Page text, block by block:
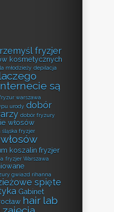
fryzjer
kosmetycznych
młodzieży depilacja
są
warszawa
urody dobór
dobór fryzury
włosów
śląska fryzjer
koszalin fryzjer
fryzjer Warszawa
gwiazd rihanna
spięte
Gabinet
hair lab